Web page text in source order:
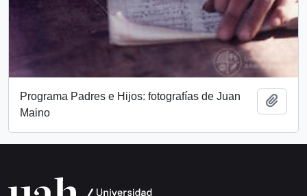
Programa Padres e Hijos: fotografías de Juan
Maino